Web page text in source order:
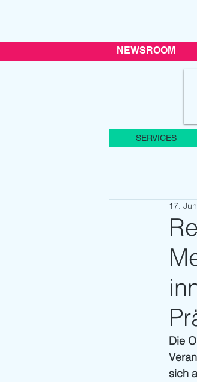
NEWSROOM
SERVICES
17.
Die
sich